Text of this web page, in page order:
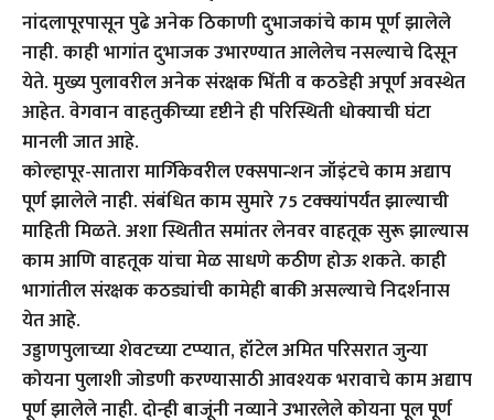
नांदलापूरपासून पुढे अनेक ठिकाणी दुभाजकांचे काम पूर्ण झालेले
नाही. काही भागांत दुभाजक उभारण्यात आलेलेच नसल्याचे दिसून
येते. मुख्य पुलावरील अनेक संरक्षक भिंती व कठडेही अपूर्ण अवस्थेत
आहेत. वेगवान वाहतुकीच्या दृष्टीने ही परिस्थिती धोक्याची घंटा
मानली जात आहे.
कोल्हापूर-सातारा मार्गिकेवरील एक्सपान्शन जॉइंटचे काम अद्याप
पूर्ण झालेले नाही. संबंधित काम सुमारे 75 टक्क्यांपर्यंत झाल्याची
माहिती मिळते. अशा स्थितीत समांतर लेनवर वाहतूक सुरू झाल्यास
काम आणि वाहतूक यांचा मेळ साधणे कठीण होऊ शकते. काही
भागांतील संरक्षक कठड्यांची कामेही बाकी असल्याचे निदर्शनास
येत आहे.
उड्डाणपुलाच्या शेवटच्या टप्प्यात, हॉटेल अमित परिसरात जुन्या
कोयना पुलाशी जोडणी करण्यासाठी आवश्यक भरावाचे काम अद्याप
पूर्ण झालेले नाही. दोन्ही बाजूंनी नव्याने उभारलेले कोयना पूल पूर्ण